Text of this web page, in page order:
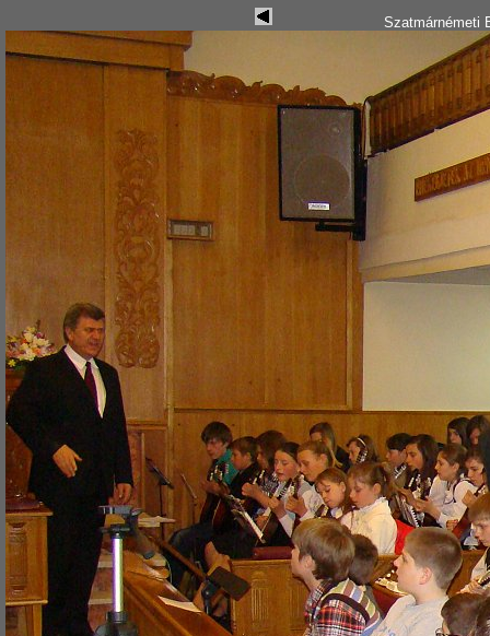
Szatmárnémeti